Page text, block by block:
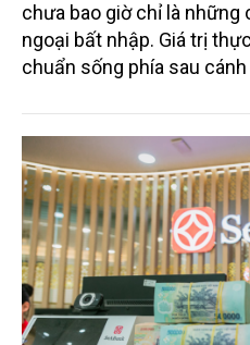
chưa bao giờ chỉ là những
ngoại bất nhập. Giá trị
chuẩn sống phía sau
vụ được thiết kế dành